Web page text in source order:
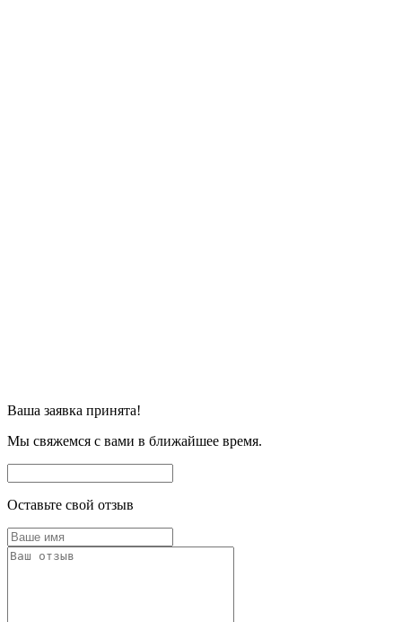
Ваша заявка принята!
Мы свяжемся с вами в ближайшее время.
Оставьте свой отзыв